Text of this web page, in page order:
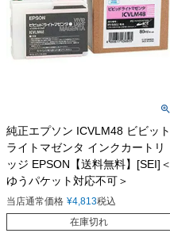
純正エプソン ICVLM48 ビビット
ライトマゼンタ インクカートリ
ッジ EPSON【送料無料】[SEI]＜
ゆうパケット対応不可＞
当店通常価格 ¥4,813税込
在庫切れ